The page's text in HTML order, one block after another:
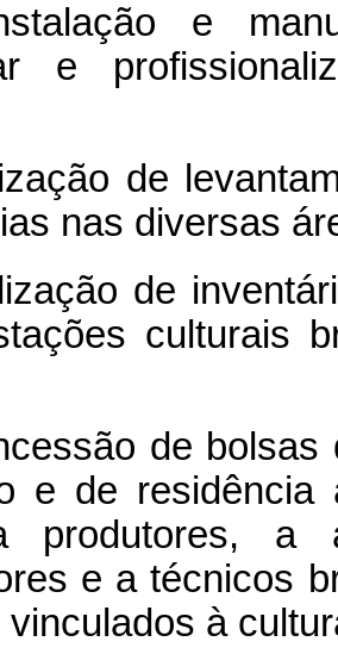
e
e
de
nas diversas
de
culturais
de bolsas
e de
produtores, a
e a técnicos
à